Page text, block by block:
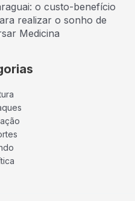
o custo-benefício
realizar o sonho de
Medicina